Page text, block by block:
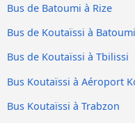
Bus de Batoumi à Rize
Bus de Koutaïssi à Batoumi
Bus de Koutaïssi à Tbilissi
Bus Koutaïssi à Aéroport
Bus Koutaïssi à Trabzon